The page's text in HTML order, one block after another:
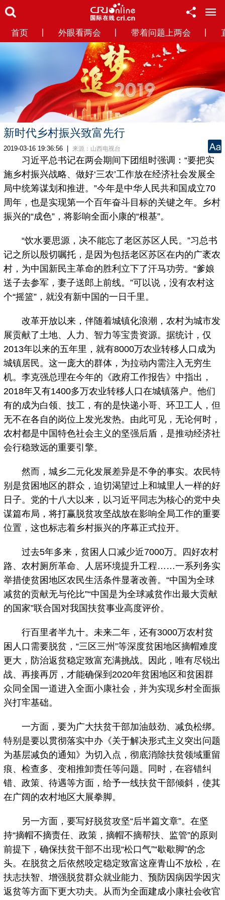
首页 外眼看两会 带着问题上两会
新时代乡村振兴致富先行
2019-03-16 19:36:56 |来源：山西电视台
习近平总书记在两会期间下团组时强调：“要把实
施乡村振兴战略、做好‘三农’工作放在经济社会发展全
局中统筹谋划和推进。”今年是中华人民共和国成立70
周年，也是实现第一个百年奋斗目标的关键之年。乡村
振兴的“成色”，将影响全面小康的“根基”。
“饮水要思源，决不能忘了老区苏区人民。”习总书
记之所以殷切嘱托，是因为包括老区苏区在内的广袤农
村，为中国新民主革命的胜利立下了汗马功劳。“爹娘
送子去参军，妻子送郎上前线。”可以说，没有农村这
个“摇篮”，就没有新中国的一日千里。
改革开放以来，伴随着城镇化浪潮，农村为城市发
展贡献了土地、人力、智力等宝贵资源。据统计，仅
2013年以来的五年里，就有8000万农业转移人口成为
城镇居民。这一庞大的群体，为拉动内需注入无穷生
机。李克强总理在今年的《政府工作报告》中指出，
2018年又有1400多万农业转移人口在城镇落户。他们
有的成为白领、技工，有的是快递小哥、环卫工人，但
无不在各自的岗位上发光发热。由此可见，无论何时，
农村都是中国特色社会主义的坚强后盾，是推动经济社
会行稳致远的重要引擎。
然而，城乡二元化发展差异是不争的事实。农民特
别是贫困地区的群众，迫切渴望过上和城里人一样的好
日子。党的十八大以来，以习近平同志为核心的党中央
谋篇布局，将打赢脱贫攻坚战放在影响全局工作的重要
位置，这也标志着乡村振兴的序幕正式拉开。
过去5年多来，贫困人口减少近7000万。四好农村
路、农村厕所革命、人居环境提升工程……一系列务实
举措使贫困地区农民生活条件显著改善。“中国为全球
减贫的贡献无与伦比”“中国是为全球减贫作出最大贡献
的国家”联合国对我国扶贫事业高度评价。
行百里者半九十。未来二年，还有3000万农村贫
困人口需要脱贫，“三区三州”等深度贫困地区摘帽难度
更大，防治返贫稳定致富充满挑战。因此，唯有尽锐出
战、再接再厉，才能确保到2020年贫困地区和贫困群
众同全国一道进入全面小康社会，并为实现乡村全面振
兴打牢基础。
一方面，要为广大扶贫干部加油鼓劲、减负松绑。
特别是要以贯彻落实中办《关于解决形式主义突出问题
为基层减负的通知》为切入点，彻底消除扶贫领域重留
痕、检查多、变相推卸责任等问题。同时，在容错纠
错、政策、待遇等方面，给予一线扶贫干部倾斜，使其
在广阔的农村地区大展拳脚。
另一方面，要写好脱贫攻坚“后半篇文章”。在坚
持“摘帽不摘责任、政策，摘帽不摘帮扶、监管”的原则
前提下，确保扶贫干部不出现“松口气”“歇歇脚”的念
头。在脱贫之后依然咬定稳定致富这座青山不放松，在
扶志扶智、增强脱贫群众就业能力、预防因病因学因灾
返贫等方面下更大功夫。从而为全面建成小康社会收官